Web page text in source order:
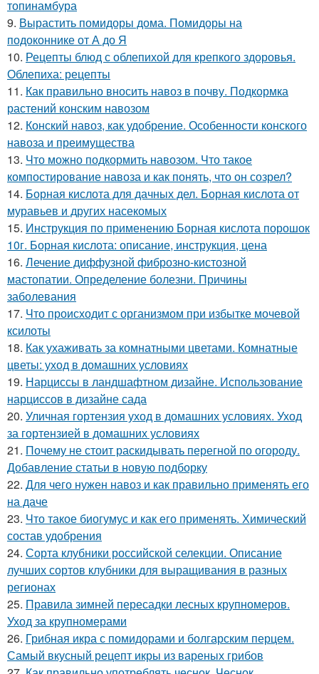
топинамбура
9. Вырастить помидоры дома. Помидоры на
подоконнике от А до Я
10. Рецепты блюд с облепихой для крепкого здоровья.
Облепиха: рецепты
11. Как правильно вносить навоз в почву. Подкормка
растений конским навозом
12. Конский навоз, как удобрение. Особенности конского
навоза и преимущества
13. Что можно подкормить навозом. Что такое
компостирование навоза и как понять, что он созрел?
14. Борная кислота для дачных дел. Борная кислота от
муравьев и других насекомых
15. Инструкция по применению Борная кислота порошок
10г. Борная кислота: описание, инструкция, цена
16. Лечение диффузной фиброзно-кистозной
мастопатии. Определение болезни. Причины
заболевания
17. Что происходит с организмом при избытке мочевой
ксилоты
18. Как ухаживать за комнатными цветами. Комнатные
цветы: уход в домашних условиях
19. Нарциссы в ландшафтном дизайне. Использование
нарциссов в дизайне сада
20. Уличная гортензия уход в домашних условиях. Уход
за гортензией в домашних условиях
21. Почему не стоит раскидывать перегной по огороду.
Добавление статьи в новую подборку
22. Для чего нужен навоз и как правильно применять его
на даче
23. Что такое биогумус и как его применять. Химический
состав удобрения
24. Сорта клубники российской селекции. Описание
лучших сортов клубники для выращивания в разных
регионах
25. Правила зимней пересадки лесных крупномеров.
Уход за крупномерами
26. Грибная икра с помидорами и болгарским перцем.
Самый вкусный рецепт икры из вареных грибов